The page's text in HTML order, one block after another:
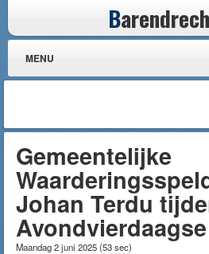
B
MENU
Gemeentelijke
Johan Terdu
Avondvierdaagse
Maandag 2 juni 2025(53 sec)